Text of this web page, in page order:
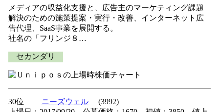
メディアの収益化支援と、広告主のマーケティング課題
解決のための施策提案・実行・改善、インターネット広
告代理、SaaS事業を展開する。
社名の「フリンジ８…
セカンダリ
30位 ニーズウェル
(3992)